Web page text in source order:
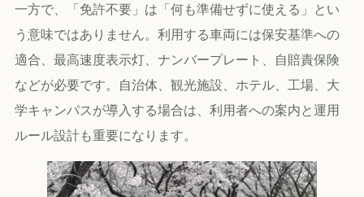
一方で、「免許不要」は「何も準備せずに使える」とい
う意味ではありません。利用する車両には保安基準への
適合、最高速度表示灯、ナンバープレート、自賠責保険
などが必要です。自治体、観光施設、ホテル、工場、大
学キャンパスが導入する場合は、利用者への案内と運用
ルール設計も重要になります。